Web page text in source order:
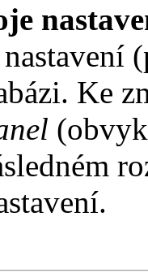
Ke